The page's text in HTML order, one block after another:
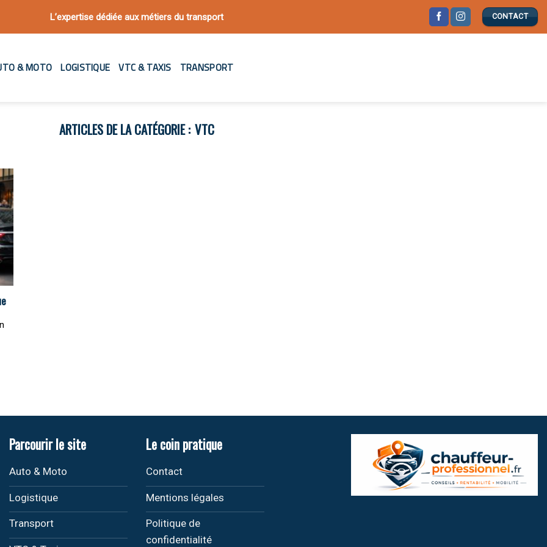
L’expertise dédiée aux métiers du transport CONTACT
& MOTO LOGISTIQUE VTC & TAXIS TRANSPORT
VTC
Parcourir le site
Auto & Moto
Logistique
Transport
Le coin pratique
Contact
Mentions légales
Politique de
confidentialité